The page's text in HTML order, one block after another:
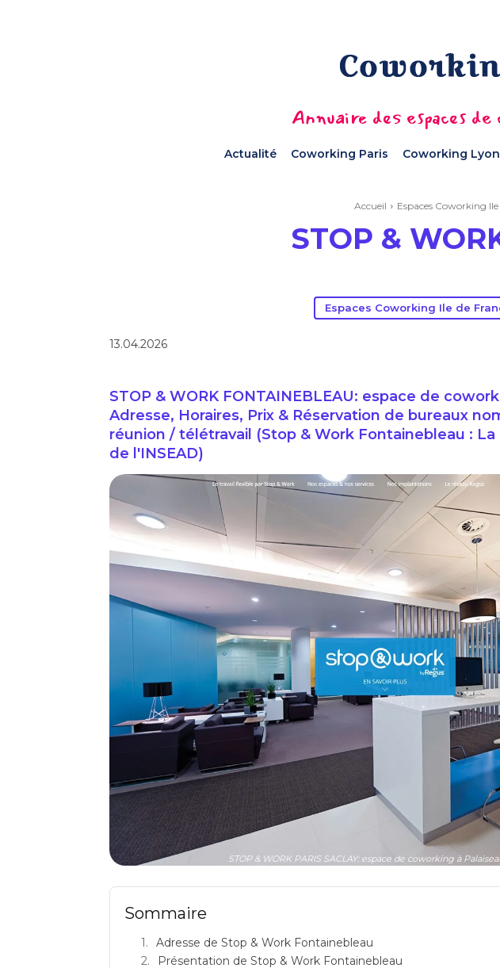
Annuaire des espaces
Actualité Coworking Paris Coworking Lyon
Accueil Espaces Coworking
STOP &
Espaces Coworking Ile de
13.04.2026
STOP & WORK FONTAINEBLEAU: espace de
Adresse, Horaires, Prix & Réservation de bureaux
réunion / télétravail (Stop & Work Fontainebleau :
de l'INSEAD)
STOP & WORK PARIS SACLAY: espace de coworking à
Sommaire
Adresse de Stop & Work Fontainebleau
Présentation de Stop & Work Fontainebleau